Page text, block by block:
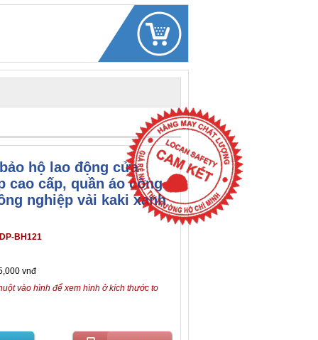
hộ lao động cửa
cao cấp, quần áo công
nghiệp vải kaki xanh
BH121
vnđ
vào hình để xem hình ở kích thước to